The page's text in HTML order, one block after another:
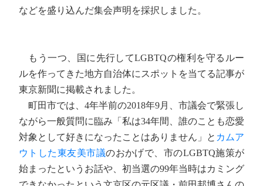
などを盛り込んだ集会声明を採択しました。
もう一つ、国に先行してLGBTQの権利を守るルー
ルを作ってきた地方自治体にスポットを当てる記事が
東京新聞に掲載されました。
町田市では、4年半前の2018年9月、市議会で緊張し
ながら一般質問に臨み「私は34年間、誰のことも恋愛
対象として好きになったことはありません」と カムア
ウトした東友美市議のおかげで、市のLGBTQ施策が
始まったというお話や、初当選の99年当時はカミング